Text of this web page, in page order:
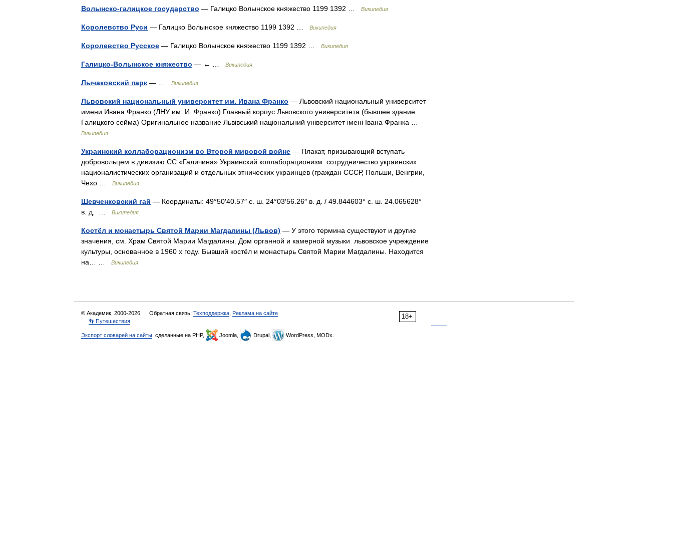
Волынско-галицкое государство — Галицко Волынское княжество 1199 1392 … Википедия
Королевство Руси — Галицко Волынское княжество 1199 1392 … Википедия
Королевство Русское — Галицко Волынское княжество 1199 1392 … Википедия
Галицко-Волынское княжество — ← … Википедия
Лычаковский парк — … Википедия
Львовский национальный университет им. Ивана Франко — Львовский национальный университет
имени Ивана Франко (ЛНУ им. И. Франко) Главный корпус Львовского университета (бывшее здание
Галицкого сейма) Оригинальное название Львівський національний університет імені Івана Франка …
Википедия
Украинский коллаборационизм во Второй мировой войне — Плакат, призывающий вступать
добровольцем в дивизию СС «Галичина» Украинский коллаборационизм сотрудничество украинских
националистических организаций и отдельных этнических украинцев (граждан СССР, Польши, Венгрии,
Чехо …
Википедия
Шевченковский гай — Координаты: 49°50′40.57″ с. ш. 24°03′56.26″ в. д. / 49.844603° с. ш. 24.065628°
в. д. …
Википедия
Костёл и монастырь Святой Марии Магдалины (Львов) — У этого термина существуют и другие
значения, см. Храм Святой Марии Магдалины. Дом органной и камерной музыки львовское учреждение
культуры, основанное в 1960 х году. Бывший костёл и монастырь Святой Марии Магдалины. Находится
на… …
Википедия
18+
© Академик, 2000-2026 Обратная связь: Техподдержка Реклама на сайте
👣 Путешествия
Экспорт словарей на сайты , сделанные на PHP, Joomla, Drupal, WordPress, MODx.